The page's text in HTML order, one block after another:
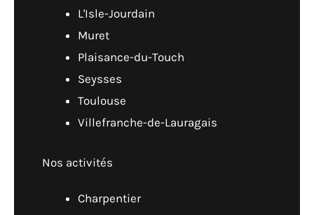
L'Isle-Jourdain
Muret
Plaisance-du-Touch
Seysses
Toulouse
Villefranche-de-Lauragais
Nos activités
Charpentier